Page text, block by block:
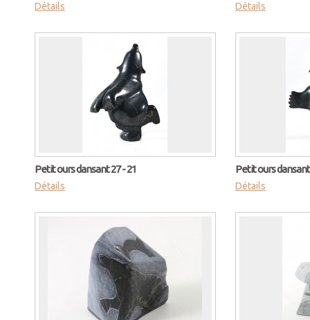
Détails Détails
Petit ours dansant 27 - 21
Détails
Petit ours dansant
Détails